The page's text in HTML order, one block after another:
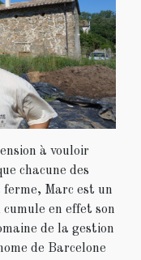
à vouloir
chacune des
ferme, Marc est un
en effet son
de la gestion
de Barcelone